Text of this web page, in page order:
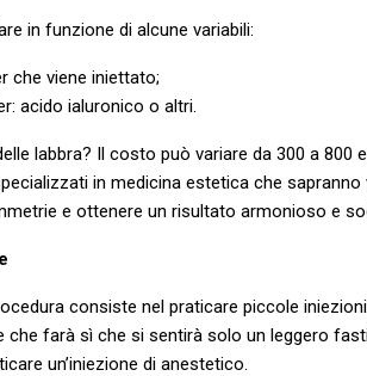
in funzione di alcune variabili:
che viene iniettato;
acido ialuronico o altri.
labbra? Il costo può variare da 300 a
in medicina estetica che
e ottenere un risultato armonioso e
consiste nel praticare piccole
farà sì che si sentirà solo un leggero
un’iniezione di anestetico.